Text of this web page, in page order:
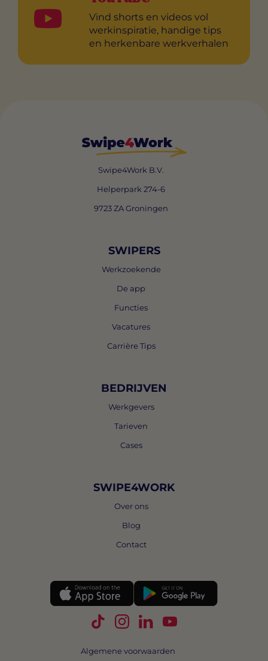
Vind shorts en videos vol
werkinspiratie, handige tips
en herkenbare werkverhalen
Swipe4Work B.V.
Helperpark 274-6
9723 ZA Groningen
SWIPERS
Werkzoekende
De app
Functies
Vacatures
Carrière Tips
BEDRIJVEN
Werkgevers
Tarieven
Cases
SWIPE4WORK
Over ons
Blog
Contact
Volg Swipe4Work op TikTok
Volg Swipe4Work op
Volg Swipe4Work op
Volg Swipe4Work
Algemene voorwaarden